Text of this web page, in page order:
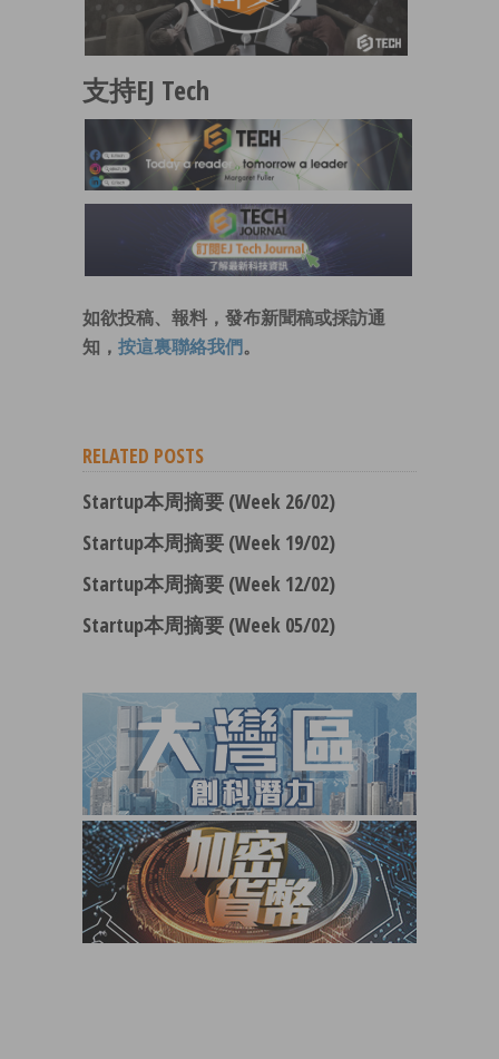
支持EJ Tech
如欲投稿、報料，發布新聞稿或採訪通
知， 按這裏聯絡我們 。
RELATED POSTS
Startup本周摘要 (Week 26/02)
Startup本周摘要 (Week 19/02)
Startup本周摘要 (Week 12/02)
Startup本周摘要 (Week 05/02)